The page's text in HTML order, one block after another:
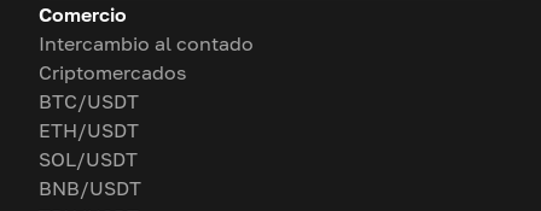
Comercio
Intercambio al contado
Criptomercados
BTC/USDT
ETH/USDT
SOL/USDT
BNB/USDT